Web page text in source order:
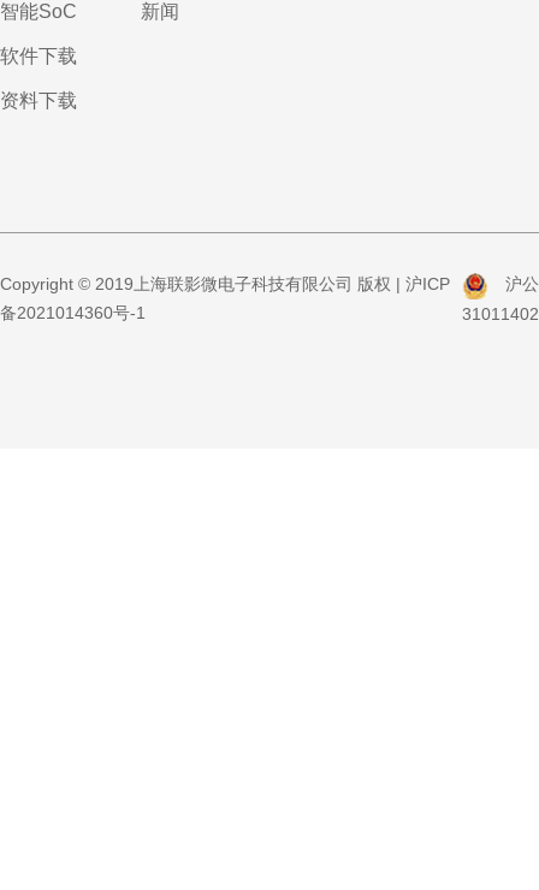
智能SoC
软件下载
资料下载
新闻
Copyright © 2019上海联影微电子科技有限公司 版权 | 沪ICP
备2021014360号-1
沪